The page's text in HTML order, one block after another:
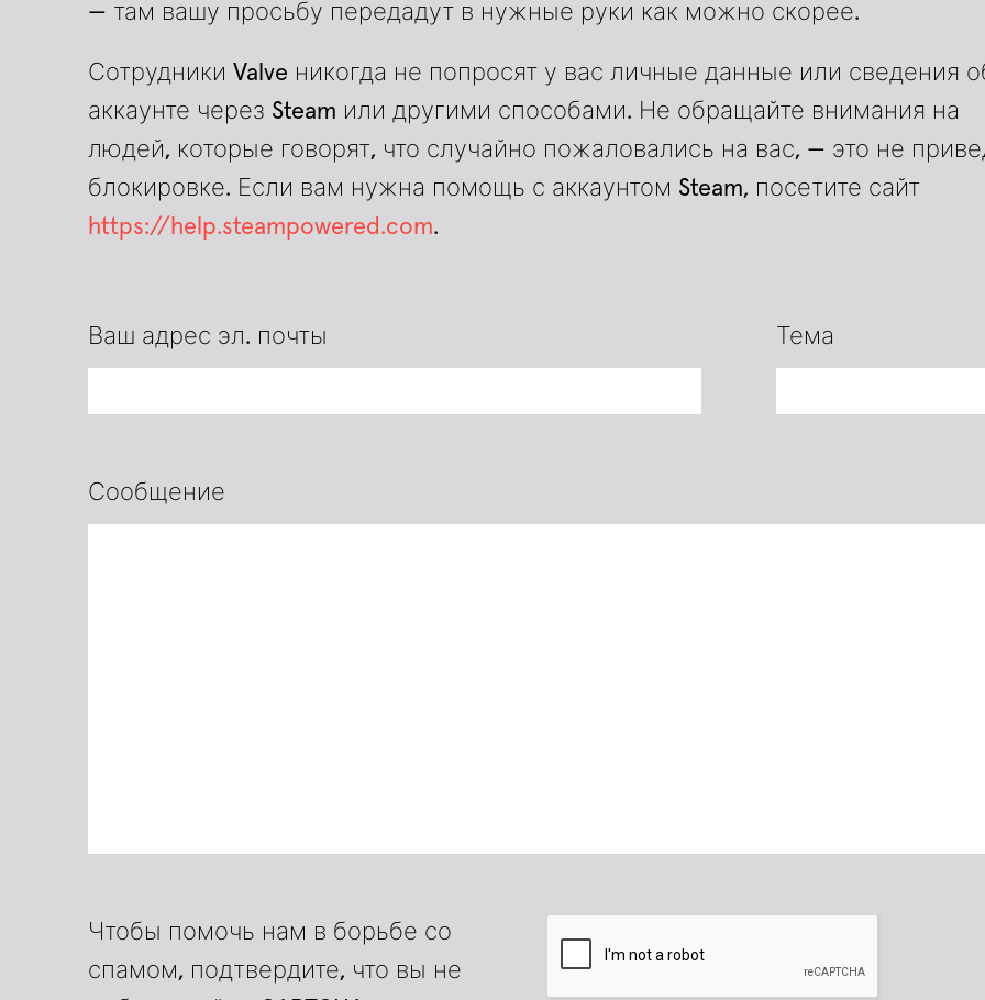
— там вашу просьбу передадут в нужные руки как можно скорее.
Сотрудники Valve никогда не попросят у вас личные данные или сведения
аккаунте через Steam или другими способами. Не обращайте внимания на
людей, которые говорят, что случайно пожаловались на вас, — это не
блокировке. Если вам нужна помощь с аккаунтом Steam, посетите сайт
https://help.steampowered.com.
Ваш адрес эл. почты Тема
Сообщение
Чтобы помочь нам в борьбе со
спамом, подтвердите, что вы не